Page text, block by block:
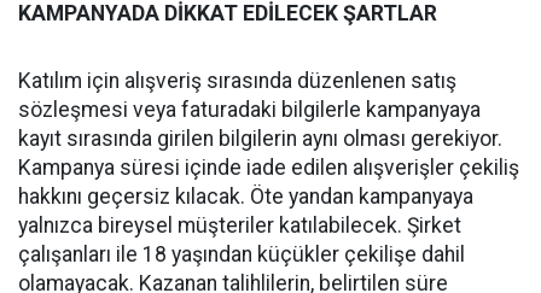
KAMPANYADA DİKKAT EDİLECEK ŞARTLAR
Katılım için alışveriş sırasında düzenlenen satış
sözleşmesi veya faturadaki bilgilerle kampanyaya
kayıt sırasında girilen bilgilerin aynı olması gerekiyor.
Kampanya süresi içinde iade edilen alışverişler çekiliş
hakkını geçersiz kılacak. Öte yandan kampanyaya
yalnızca bireysel müşteriler katılabilecek. Şirket
çalışanları ile 18 yaşından küçükler çekilişe dahil
olamayacak. Kazanan talihlilerin, belirtilen süre